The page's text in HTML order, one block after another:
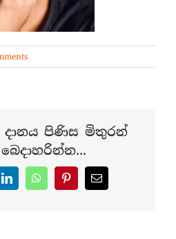
පිණිස මිතුරන්
LinkedInWhatsAppPinterestEmail